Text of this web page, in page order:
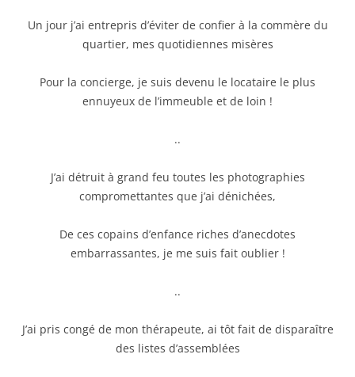
Un jour j’ai entrepris d’éviter de confier à la commère du
quartier, mes quotidiennes misères
Pour la concierge, je suis devenu le locataire le plus
ennuyeux de l’immeuble et de loin !
..
J’ai détruit à grand feu toutes les photographies
compromettantes que j’ai dénichées,
De ces copains d’enfance riches d’anecdotes
embarrassantes, je me suis fait oublier !
..
J’ai pris congé de mon thérapeute, ai tôt fait de disparaître
des listes d’assemblées